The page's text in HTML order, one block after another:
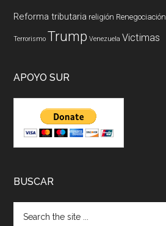
Reforma tributaria religión Renegociación
Terrorismo Trump Venezuela Victimas
APOYO SUR
BUSCAR